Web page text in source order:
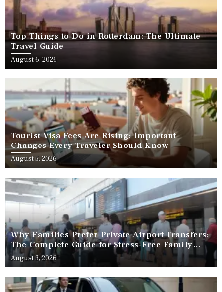
Top Things to Do in Rotterdam: The Ultimate
Travel Guide
August 6, 2026
Tourist Visa Fees Are Rising: Important
Changes Every Traveler Should Know
August 5, 2026
Why Families Prefer Private Airport Transfers:
The Complete Guide for Stress-Free Family
Travel
August 3, 2026